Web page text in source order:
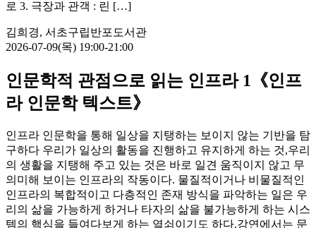
로 3. 극장과 관객 : 린 […]
김희경, 서초구립반포도서관
2026-07-09(목) 19:00-21:00
인문학적 관점으로 읽는 인프라 1《인프
라 인문학 텍스트》
인프라 인문학을 통해 일상을 지탱하는 보이지 않는 기반을 탐
구하다 우리가 일상의 활동을 진행하고 유지하게 하는 것,우리
의 생활을 지탱해 주고 있는 것은 바로 일견 움직이지 않고 무
의미해 보이는 인프라의 작동이다. 물질적이거나 비물질적인
인프라의 복합적이고 다층적인 존재 방식을 파악하는 일은 우
리의 삶을 가능하게 하거나 타자의 삶을 불가능하게 하는 시스
템의 핵심을 들여다보게 하는 열쇠이기도 하다.강연에서는 문